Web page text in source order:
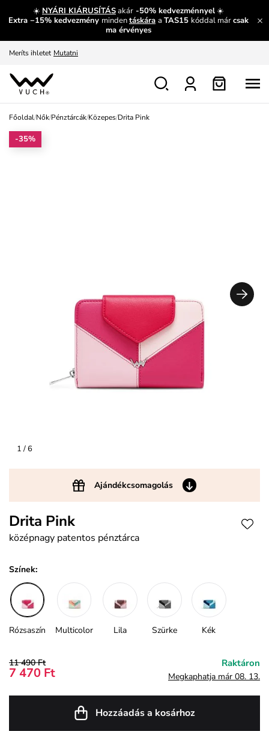
☀️ NYÁRI KIÁRUSÍTÁSakár -50% kedvezménnyel☀️
Extra −15% kedvezmény mindentáskára a TAS15 kóddal márcsak
ma érvényes
És mi az, amit máshol nem lehet megtudni?
Fedezze fel velünk az újdonságokat. Megtekintés
Meríts ihletet Mutatni
Ingyenes csere és visszaküldés
Főoldal/Nők/Pénztárcák/Közepes/Drita Pink
1/ 6
Ajándékcsomagolás
-35%
Drita Pink
középnagy patentos pénztárca
Színek:
Rózsaszín Multicolor Lila Szürke Kék
11 490 Ft
7 470 Ft
Raktáron
Megkaphatja már 08. 13.
Hozzáadás a kosárhoz